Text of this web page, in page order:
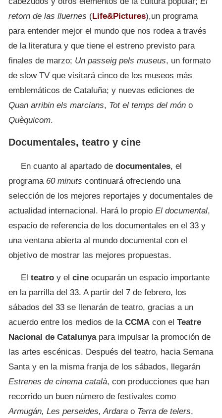
retorn de las lluernes (Life&Pictures),un programa
para entender mejor el mundo que nos rodea a través
de la literatura y que tiene el estreno previsto para
finales de marzo; Un passeig pels museus, un formato
de slow TV que visitará cinco de los museos más
emblemáticos de Cataluña; y nuevas ediciones de
Quan arribin els marcians, Tot el temps del món o
Quèquicom.
Documentales, teatro y cine
En cuanto al apartado de documentales, el
programa 60 minuts continuará ofreciendo una
selección de los mejores reportajes y documentales de
actualidad internacional. Hará lo propio El documental,
espacio de referencia de los documentales en el 33 y
una ventana abierta al mundo documental con el
objetivo de mostrar las mejores propuestas.
El teatro y el cine ocuparán un espacio importante
en la parrilla del 33. A partir del 7 de febrero, los
sábados del 33 se llenarán de teatro, gracias a un
acuerdo entre los medios de la CCMA con el Teatre
Nacional de Catalunyapara impulsar la promoción de
las artes escénicas. Después del teatro, hacia Semana
Santa y en la misma franja de los sábados, llegarán
Estrenes de cinema català, con producciones que han
recorrido un buen número de festivales como
Armugán, Les perseides, Ardara o Terra de telers,